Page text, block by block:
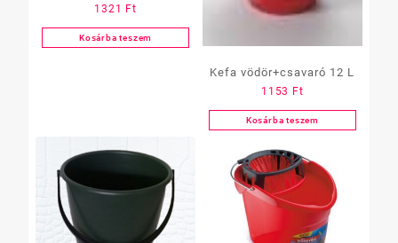
1321 Ft
Kosárba teszem
Kefa vödör+csavaró 12 L
1153 Ft
Kosárba teszem